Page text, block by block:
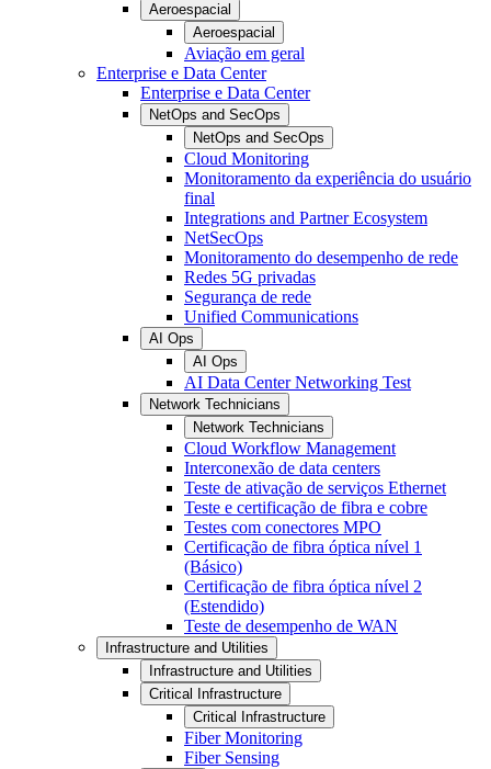
Aeroespacial
Aeroespacial
Aviação em geral
Enterprise e Data Center
Enterprise e Data Center
NetOps and SecOps
NetOps and SecOps
Cloud Monitoring
Monitoramento da experiência do usuário
final
Integrations and Partner Ecosystem
NetSecOps
Monitoramento do desempenho de rede
Redes 5G privadas
Segurança de rede
Unified Communications
AI Ops
AI Ops
AI Data Center Networking Test
Network Technicians
Network Technicians
Cloud Workflow Management
Interconexão de data centers
Teste de ativação de serviços Ethernet
Teste e certificação de fibra e cobre
Testes com conectores MPO
Certificação de fibra óptica nível 1
(Básico)
Certificação de fibra óptica nível 2
(Estendido)
Teste de desempenho de WAN
Infrastructure and Utilities
Infrastructure and Utilities
Critical Infrastructure
Critical Infrastructure
Fiber Monitoring
Fiber Sensing